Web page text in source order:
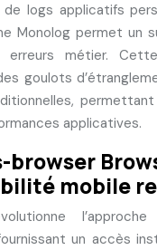
logs applicatifs
Monolog permet un
erreurs métier.
goulots
applicatives.
browser
mobile
un accès